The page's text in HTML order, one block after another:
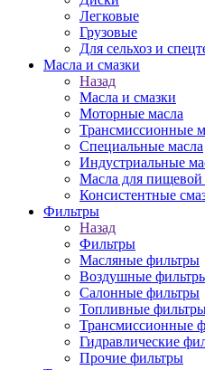
Легковые
Грузовые
Для сельхоз и
Масла и смазки
Назад
Масла и смазки
Моторные масла
Трансмиссионные
Специальные масла
Индустриальные
Масла для
Консистентные
Фильтры
Назад
Фильтры
Масляные фильтры
Воздушные
Салонные фильтры
Топливные
Трансмиссионные
Гидравлические
Прочие фильтры